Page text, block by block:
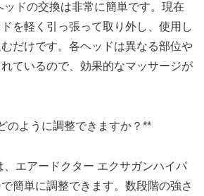
ッドの交換は非常に簡単です。現在
を軽く引っ張って取り外し、使用し
だけです。各ヘッドは異なる部位や
ているので、効果的なマッサージが
のように調整できますか？**
、エアードクター エクサガンハイパ
簡単に調整できます。数段階の強さ